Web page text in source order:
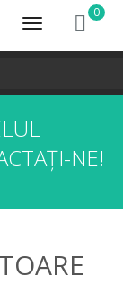
Toggle
navigation
0
NE!